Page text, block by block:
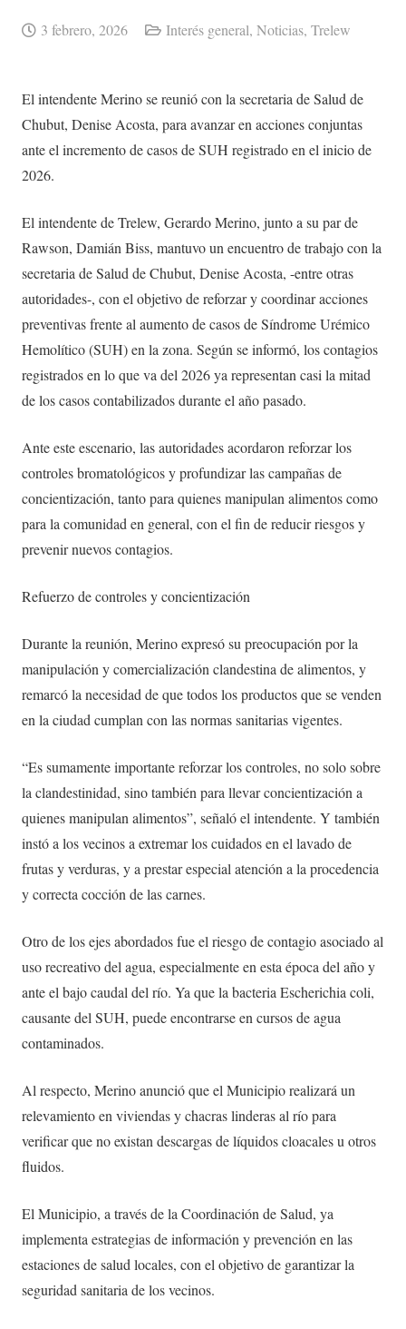
3 febrero, 2026 Interés general, Noticias, Trelew
El intendente Merino se reunió con la secretaria de Salud de
Chubut, Denise Acosta, para avanzar en acciones conjuntas
ante el incremento de casos de SUH registrado en el inicio de
2026.
El intendente de Trelew, Gerardo Merino, junto a su par de
Rawson, Damián Biss, mantuvo un encuentro de trabajo con la
secretaria de Salud de Chubut, Denise Acosta, -entre otras
autoridades-, con el objetivo de reforzar y coordinar acciones
preventivas frente al aumento de casos de Síndrome Urémico
Hemolítico (SUH) en la zona. Según se informó, los contagios
registrados en lo que va del 2026 ya representan casi la mitad
de los casos contabilizados durante el año pasado.
Ante este escenario, las autoridades acordaron reforzar los
controles bromatológicos y profundizar las campañas de
concientización, tanto para quienes manipulan alimentos como
para la comunidad en general, con el fin de reducir riesgos y
prevenir nuevos contagios.
Refuerzo de controles y concientización
Durante la reunión, Merino expresó su preocupación por la
manipulación y comercialización clandestina de alimentos, y
remarcó la necesidad de que todos los productos que se venden
en la ciudad cumplan con las normas sanitarias vigentes.
“Es sumamente importante reforzar los controles, no solo sobre
la clandestinidad, sino también para llevar concientización a
quienes manipulan alimentos”, señaló el intendente. Y también
instó a los vecinos a extremar los cuidados en el lavado de
frutas y verduras, y a prestar especial atención a la procedencia
y correcta cocción de las carnes.
Otro de los ejes abordados fue el riesgo de contagio asociado al
uso recreativo del agua, especialmente en esta época del año y
ante el bajo caudal del río. Ya que la bacteria Escherichia coli,
causante del SUH, puede encontrarse en cursos de agua
contaminados.
Al respecto, Merino anunció que el Municipio realizará un
relevamiento en viviendas y chacras linderas al río para
verificar que no existan descargas de líquidos cloacales u otros
fluidos.
El Municipio, a través de la Coordinación de Salud, ya
implementa estrategias de información y prevención en las
estaciones de salud locales, con el objetivo de garantizar la
seguridad sanitaria de los vecinos.